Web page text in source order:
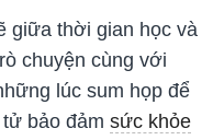
giữa thời gian học và
chuyện cùng với
lúc sum họp để
bảo đảm sức khỏe